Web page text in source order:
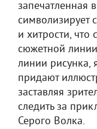
запечатленная
символизирует
и хитрости, что
сюжетной
линии рисунка,
придают
заставляя
следить за
Серого Волка.